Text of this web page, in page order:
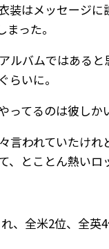
装はメッセージ
った。
ルバムではある
いに。
てるのは彼しか
言われていたけれ
とことん熱いロ
、全米2位、全英